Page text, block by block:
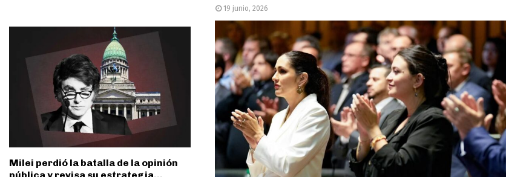
19 junio, 2026
Milei perdió la batalla de la opinión